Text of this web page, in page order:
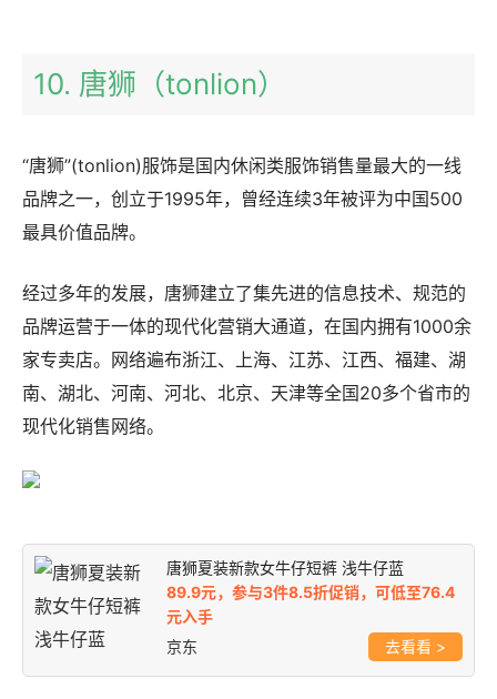
10. 唐狮（tonlion）
“唐狮”(tonlion)服饰是国内休闲类服饰销售量最大的一线
品牌之一，创立于1995年，曾经连续3年被评为中国500
最具价值品牌。
经过多年的发展，唐狮建立了集先进的信息技术、规范的
品牌运营于一体的现代化营销大通道，在国内拥有1000余
家专卖店。网络遍布浙江、上海、江苏、江西、福建、湖
南、湖北、河南、河北、北京、天津等全国20多个省市的
现代化销售网络。
唐狮夏装新款女牛仔短裤 浅牛仔蓝
89.9元，参与3件8.5折促销，可低至76.4
元入手
京东
>